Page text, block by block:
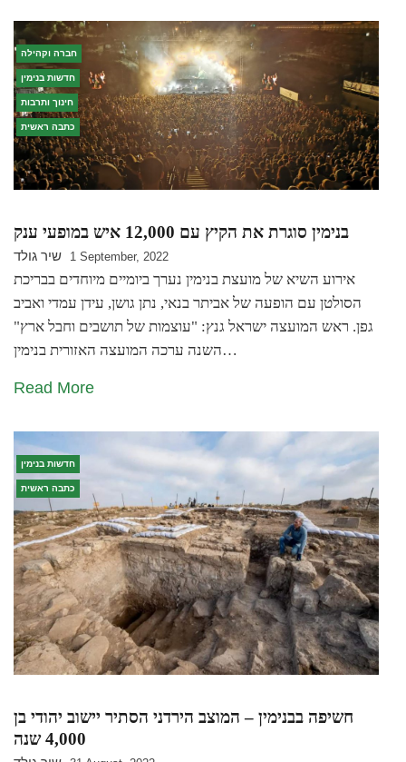
חברה וקהילה
חדשות בנימין
חינוך ותרבות
כתבה ראשית
בנימין סוגרת את הקיץ עם 12,000 איש במופעי ענק
שיר גולד 1 September, 2022
אירוע השיא של מועצת בנימין נערך ביומיים מיוחדים בבריכת
הסולטן עם הופעה של אביתר בנאי, נתן גושן, עידן עמדי ואביב
גפן. ראש המועצה ישראל גנץ: "עוצמות של תושבים וחבל ארץ"
השנה ערכה המועצה האזורית בנימין…
Read More
חדשות בנימין
כתבה ראשית
חשיפה בבנימין – המוצב הירדני הסתיר יישוב יהודי בן
4,000 שנה